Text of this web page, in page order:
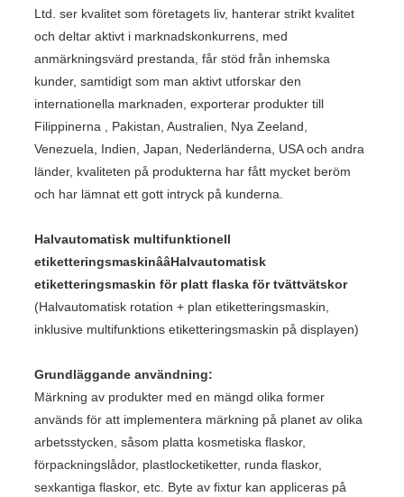
Ltd. ser kvalitet som företagets liv, hanterar strikt kvalitet
och deltar aktivt i marknadskonkurrens, med
anmärkningsvärd prestanda, får stöd från inhemska
kunder, samtidigt som man aktivt utforskar den
internationella marknaden, exporterar produkter till
Filippinerna , Pakistan, Australien, Nya Zeeland,
Venezuela, Indien, Japan, Nederländerna, USA och andra
länder, kvaliteten på produkterna har fått mycket beröm
och har lämnat ett gott intryck på kunderna.
Halvautomatisk multifunktionell
etiketteringsmaskinââHalvautomatisk
etiketteringsmaskin för platt flaska för tvättvätskor
(Halvautomatisk rotation + plan etiketteringsmaskin,
inklusive multifunktions etiketteringsmaskin på displayen)
Grundläggande användning:
Märkning av produkter med en mängd olika former
används för att implementera märkning på planet av olika
arbetsstycken, såsom platta kosmetiska flaskor,
förpackningslådor, plastlocketiketter, runda flaskor,
sexkantiga flaskor, etc. Byte av fixtur kan appliceras på